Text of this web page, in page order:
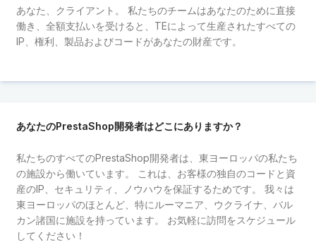
あなた、クライアント。 私たちのチームはあなたのために直接
働き、全額支払いを受けると、TEによって生産されたすべての
IP、権利、製品およびコードがあなたの財産です。
あなたのPrestaShop開発者はどこにありますか？
私たちのすべてのPrestaShop開発者は、東ヨーロッパの私たち
の施設から働いています。 これは、お客様の独自のコードと資
産のIP、セキュリティ、ノウハウを保証するためです。 我々は
東ヨーロッパのほとんど、特にルーマニア、ウクライナ、バル
カン諸国に施設を持っています。 お気軽に訪問をスケジュール
してください！